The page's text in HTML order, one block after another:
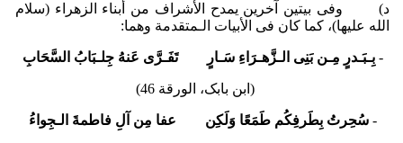
د‌) وفی بیتین آخرین یمدح الأشراف من أبناء الزهراء (سلام
الله علیها)، کما کان فی الأبیات الـمتقدمة وهما:
-بِـبَـدرٍ مِـن بَنِی الـزَّهـرَاءِ سَـارٍ تَفَـرَّى عَنهُ جِلـبَابُ السَّحَابِ
(ابن بابک، الورقة 46)
-سُحِرتُ بِطَرفِکُم طَمَعًا وَلَکِن عفا مِن آلِ فاطمةَ الـجِواءُ